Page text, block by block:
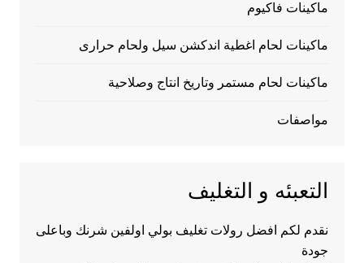
ماكينات فاكيوم
ماكينات لحام اغطية اندكشن سيل ولحام حرارى
ماكينات لحام مستمر وتاريخ انتاج وصلاحية
مواصفات
التعبئه و التغليف
نقدم لكم افضل رولات تغليف بولي اولفين شرنك وباعلى
جودة